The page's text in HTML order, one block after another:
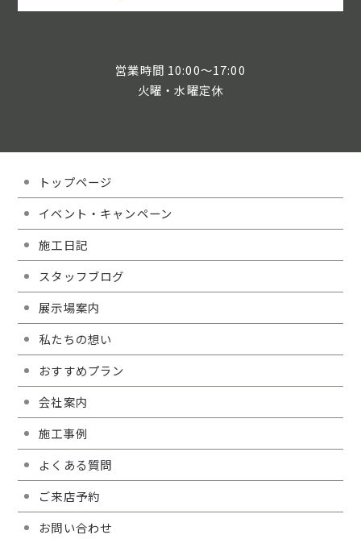
営業時間 10:00～17:00
火曜・水曜定休
トップページ
イベント・キャンペーン
施工日記
スタッフブログ
展示場案内
私たちの想い
おすすめプラン
会社案内
施工事例
よくある質問
ご来店予約
お問い合わせ